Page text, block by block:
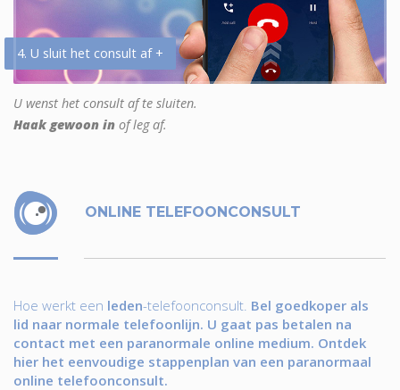
4. U sluit het consult af +
U wenst het consult af te sluiten.
Haak gewoon in of leg af.
ONLINE TELEFOONCONSULT
Hoe werkt een leden-telefoonconsult. Bel goedkoper als
lid naar normale telefoonlijn. U gaat pas betalen na
contact met een paranormale online medium. Ontdek
hier het eenvoudige stappenplan van een paranormaal
online telefoonconsult.